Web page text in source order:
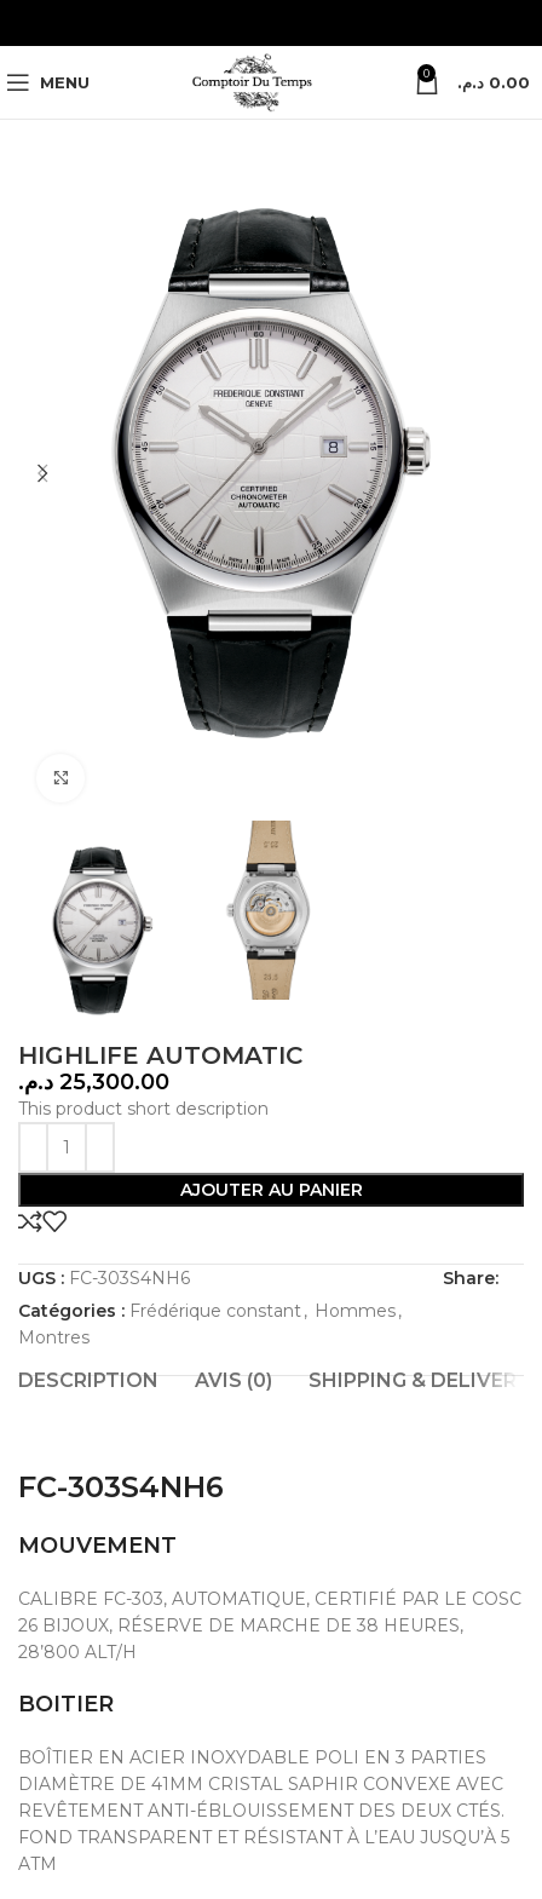
MENU 0 0.00 د.م.
HIGHLIFE AUTOMATIC
25,300.00 د.م.
This product short description
AJOUTER AU PANIER
UGS : FC-303S4NH6
Catégories : Frédérique constant, Hommes,
Montres
Share:
DESCRIPTION AVIS (0) SHIPPING & DELIVERY
FC-303S4NH6
MOUVEMENT
CALIBRE FC-303, AUTOMATIQUE, CERTIFIÉ PAR LE COSC
26 BIJOUX, RÉSERVE DE MARCHE DE 38 HEURES,
28’800 ALT/H
BOITIER
BOÎTIER EN ACIER INOXYDABLE POLI EN 3 PARTIES
DIAMÈTRE DE 41MM CRISTAL SAPHIR CONVEXE AVEC
REVÊTEMENT ANTI-ÉBLOUISSEMENT DES DEUX CTÉS.
FOND TRANSPARENT ET RÉSISTANT À L’EAU JUSQU’À 5
ATM